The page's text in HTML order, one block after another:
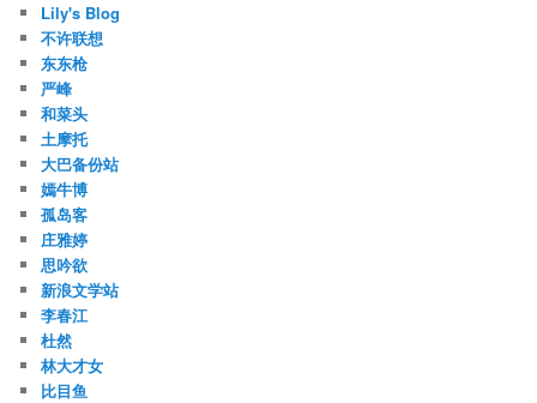
Lily's Blog
不许联想
东东枪
严峰
和菜头
土摩托
大巴备份站
嫣牛博
孤岛客
庄雅婷
思吟欲
新浪文学站
李春江
杜然
林大才女
比目鱼